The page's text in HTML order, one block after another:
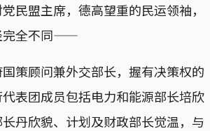
民盟主席，德高望重的民运领袖，
完全不同——
策顾问兼外交部长，握有决策权的
表团成员包括电力和能源部长培欣
丹欣貌、计划及财政部长觉温，与